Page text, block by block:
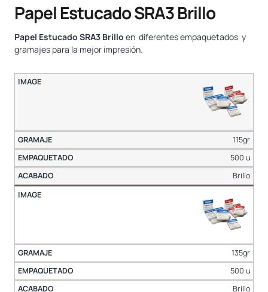
Papel Estucado SRA3 Brillo
Papel Estucado SRA3 Brillo en diferentes empaquetados y
gramajes para la mejor impresión.
115gr
500 u
Brillo
135gr
500 u
Brillo